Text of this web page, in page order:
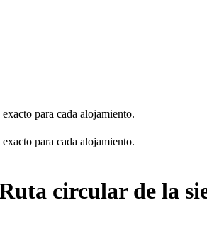
para cada alojamiento.
para cada alojamiento.
circular de la